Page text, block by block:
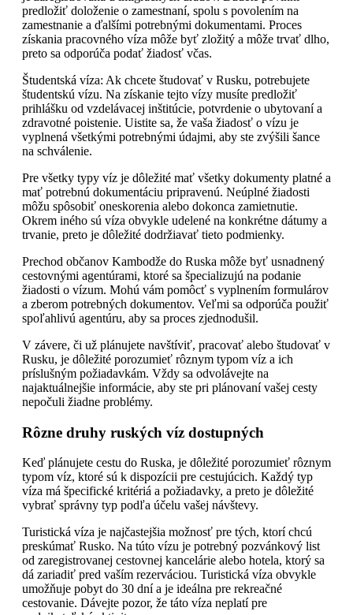
predložiť doloženie o zamestnaní, spolu s povolením na
zamestnanie a ďalšími potrebnými dokumentami. Proces
získania pracovného víza môže byť zložitý a môže trvať dlho,
preto sa odporúča podať žiadosť včas.
Študentská víza: Ak chcete študovať v Rusku, potrebujete
študentskú vízu. Na získanie tejto vízy musíte predložiť
prihlášku od vzdelávacej inštitúcie, potvrdenie o ubytovaní a
zdravotné poistenie. Uistite sa, že vaša žiadosť o vízu je
vyplnená všetkými potrebnými údajmi, aby ste zvýšili šance
na schválenie.
Pre všetky typy víz je dôležité mať všetky dokumenty platné a
mať potrebnú dokumentáciu pripravenú. Neúplné žiadosti
môžu spôsobiť oneskorenia alebo dokonca zamietnutie.
Okrem iného sú víza obvykle udelené na konkrétne dátumy a
trvanie, preto je dôležité dodržiavať tieto podmienky.
Prechod občanov Kambodže do Ruska môže byť usnadnený
cestovnými agentúrami, ktoré sa špecializujú na podanie
žiadosti o vízum. Mohú vám pomôcť s vyplnením formulárov
a zberom potrebných dokumentov. Veľmi sa odporúča použiť
spoľahlivú agentúru, aby sa proces zjednodušil.
V závere, či už plánujete navštíviť, pracovať alebo študovať v
Rusku, je dôležité porozumieť rôznym typom víz a ich
príslušným požiadavkám. Vždy sa odvolávejte na
najaktuálnejšie informácie, aby ste pri plánovaní vašej cesty
nepočuli žiadne problémy.
Rôzne druhy ruských víz dostupných
Keď plánujete cestu do Ruska, je dôležité porozumieť rôznym
typom víz, ktoré sú k dispozícii pre cestujúcich. Každý typ
víza má špecifické kritériá a požiadavky, a preto je dôležité
vybrať správny typ podľa účelu vašej návštevy.
Turistická víza je najčastejšia možnosť pre tých, ktorí chcú
preskúmať Rusko. Na túto vízu je potrebný pozvánkový list
od zaregistrovanej cestovnej kancelárie alebo hotela, ktorý sa
dá zariadiť pred vaším rezerváciou. Turistická víza obvykle
umožňuje pobyt do 30 dní a je ideálna pre rekreačné
cestovanie. Dávejte pozor, že táto víza neplatí pre